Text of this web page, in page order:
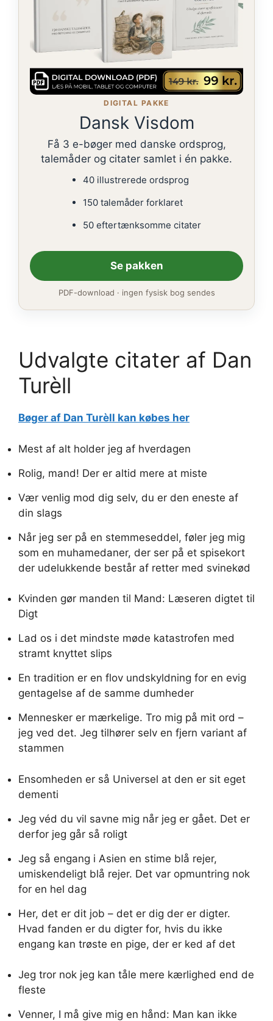
DIGITAL PAKKE
Dansk Visdom
Få 3 e-bøger med danske ordsprog,
talemåder og citater samlet i én pakke.
40 illustrerede ordsprog
150 talemåder forklaret
50 eftertænksomme citater
Se pakken
PDF-download · ingen fysisk bog sendes
Udvalgte citater af Dan
Turèll
Bøger af Dan Turèll kan købes her
Mest af alt holder jeg af hverdagen
Rolig, mand! Der er altid mere at miste
Vær venlig mod dig selv, du er den eneste af
din slags
Når jeg ser på en stemmeseddel, føler jeg mig
som en muhamedaner, der ser på et spisekort
der udelukkende består af retter med svinekød
Kvinden gør manden til Mand: Læseren digtet til
Digt
Lad os i det mindste møde katastrofen med
stramt knyttet slips
En tradition er en flov undskyldning for en evig
gentagelse af de samme dumheder
Mennesker er mærkelige. Tro mig på mit ord –
jeg ved det. Jeg tilhører selv en fjern variant af
stammen
Ensomheden er så Universel at den er sit eget
dementi
Jeg véd du vil savne mig når jeg er gået. Det er
derfor jeg går så roligt
Jeg så engang i Asien en stime blå rejer,
umiskendeligt blå rejer. Det var opmuntring nok
for en hel dag
Her, det er dit job – det er dig der er digter.
Hvad fanden er du digter for, hvis du ikke
engang kan trøste en pige, der er ked af det
Jeg tror nok jeg kan tåle mere kærlighed end de
fleste
Venner, I må give mig en hånd: Man kan ikke